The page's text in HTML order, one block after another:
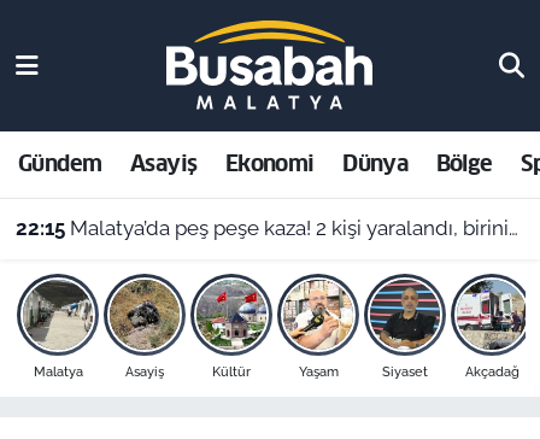
Gündem Asayiş Ekonomi Dünya Bölge
22:15 Malatya’da peş peşe kaza! 2 kişi yaralandı, birinin durumu ağır
21:45 4 şef yanıtladı: Haşlanmış yumurtayı buzlu suya almak neden şart?
Malatya Asayiş Kültür Yaşam Siyaset Akçadağ
Asayiş
Ekonomi
Dünya
Bölge
Malatya Nöbetçi Eczaneler
Malatya Hava Durumu
Malatya Namaz Vakitleri
Malatya Trafik Yoğunluk Haritası
Süper Lig Puan Durumu ve Fikstür